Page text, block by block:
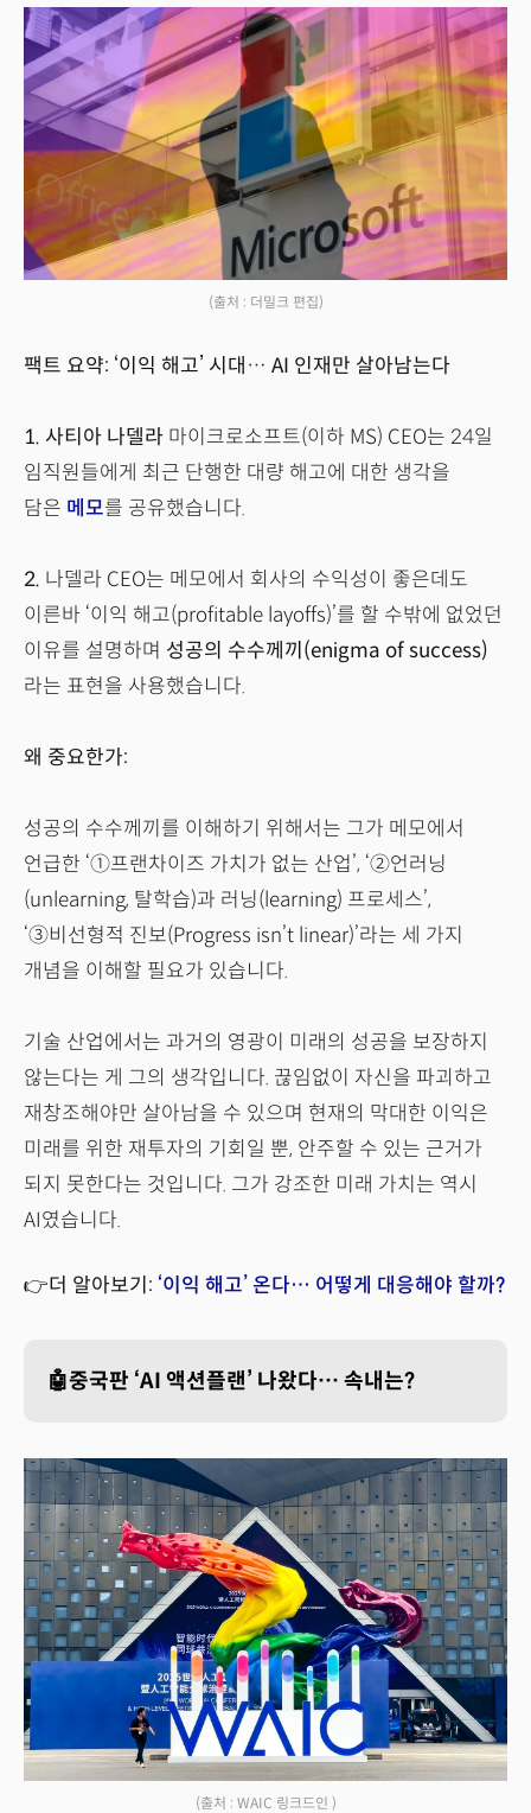
(출처 : 더밀크 편집)
팩트 요약: ‘이익 해고’ 시대… AI 인재만 살아남는다
1. 사티아 나델라 마이크로소프트(이하 MS) CEO는 24일
임직원들에게 최근 단행한 대량 해고에 대한 생각을
담은 메모를 공유했습니다.
2. 나델라 CEO는 메모에서 회사의 수익성이 좋은데도
이른바 ‘이익 해고(profitable layoffs)’를 할 수밖에 없었던
이유를 설명하며 성공의 수수께끼(enigma of success)
라는 표현을 사용했습니다.
왜 중요한가:
성공의 수수께끼를 이해하기 위해서는 그가 메모에서
언급한 ‘①프랜차이즈 가치가 없는 산업’, ‘②언러닝
(unlearning, 탈학습)과 러닝(learning) 프로세스’,
‘③비선형적 진보(Progress isn’t linear)’라는 세 가지
개념을 이해할 필요가 있습니다.
기술 산업에서는 과거의 영광이 미래의 성공을 보장하지
않는다는 게 그의 생각입니다. 끊임없이 자신을 파괴하고
재창조해야만 살아남을 수 있으며 현재의 막대한 이익은
미래를 위한 재투자의 기회일 뿐, 안주할 수 있는 근거가
되지 못한다는 것입니다. 그가 강조한 미래 가치는 역시
AI였습니다.
👉더 알아보기: ‘이익 해고’ 온다… 어떻게 대응해야 할까?
🤖중국판 ‘AI 액션플랜’ 나왔다… 속내는?
(출처 : WAIC 링크드인 )